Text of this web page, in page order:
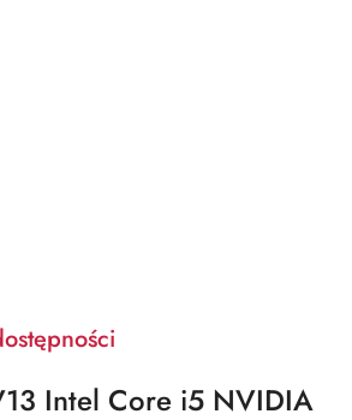
Intel Core i5 NVIDIA